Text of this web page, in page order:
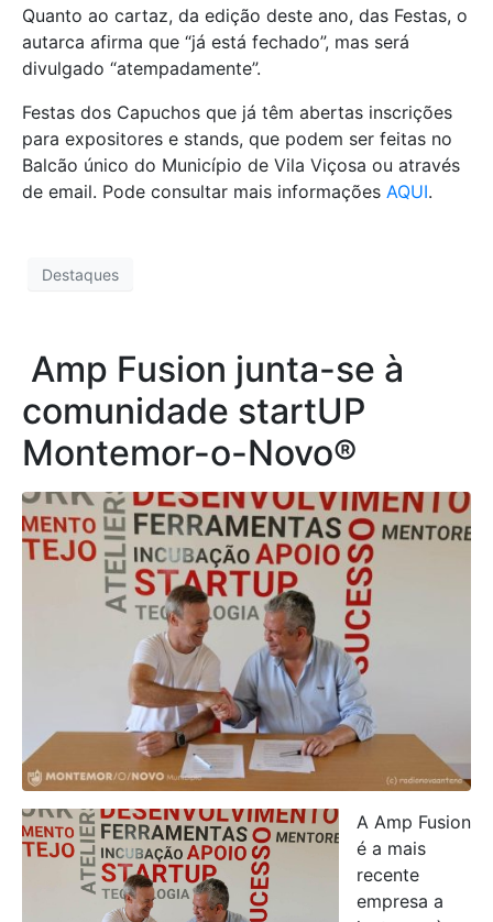
Quanto ao cartaz, da edição deste ano, das Festas, o
autarca afirma que “já está fechado”, mas será
divulgado “atempadamente”.
Festas dos Capuchos que já têm abertas inscrições
para expositores e stands, que podem ser feitas no
Balcão único do Município de Vila Viçosa ou através
de email. Pode consultar mais informações AQUI.
Destaques
Amp Fusion junta-se à
comunidade startUP
Montemor-o-Novo®
A Amp Fusion
é a mais
recente
empresa a